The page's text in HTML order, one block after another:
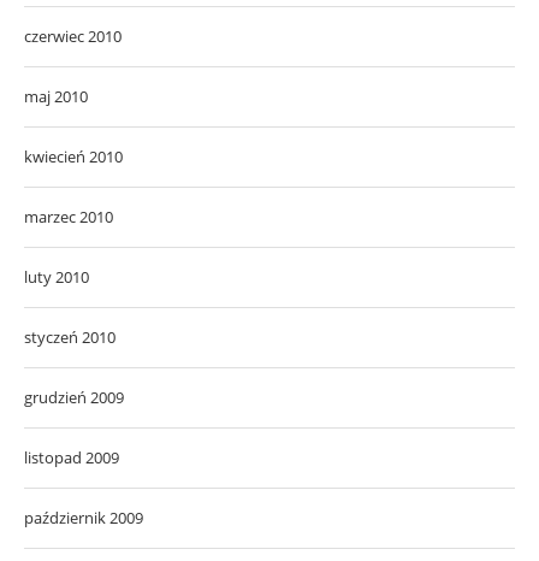
czerwiec 2010
maj 2010
kwiecień 2010
marzec 2010
luty 2010
styczeń 2010
grudzień 2009
listopad 2009
październik 2009